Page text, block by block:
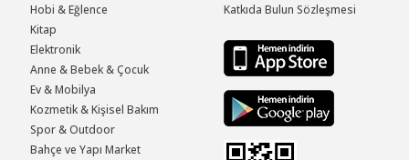
Hobi & Eğlence
Kitap
Elektronik
Anne & Bebek & Çocuk
Ev & Mobilya
Kozmetik & Kişisel Bakım
Spor & Outdoor
Bahçe ve Yapı Market
Katkıda Bulun Sözleşmesi